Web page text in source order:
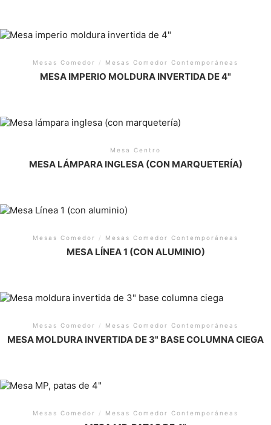
Mesas Comedor / Mesas Comedor Contemporáneas
MESA IMPERIO MOLDURA INVERTIDA DE 4"
Mesa Centro
MESA LÁMPARA INGLESA (CON MARQUETERÍA)
Mesas Comedor / Mesas Comedor Contemporáneas
MESA LÍNEA 1 (CON ALUMINIO)
Mesas Comedor / Mesas Comedor Contemporáneas
MESA MOLDURA INVERTIDA DE 3" BASE COLUMNA CIEGA
Mesas Comedor / Mesas Comedor Contemporáneas